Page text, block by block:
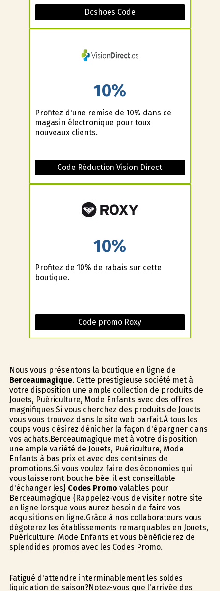
Dcshoes Code
10%
Profitez d'une remise de 10% dans ce
magasin électronique pour toux
nouveaux clients.
Code Réduction Vision Direct
10%
Profitez de 10% de rabais sur cette
boutique.
Code promo Roxy
Nous vous présentons la boutique en ligne de
Berceaumagique. Cette prestigieuse société met à
votre disposition une ample collection de produits de
Jouets, Puériculture, Mode Enfants avec des offres
magnifiques.Si vous cherchez des produits de Jouets
vous vous trouvez dans le site web parfait.À tous les
coups vous désirez dénicher la façon d'épargner dans
vos achats.Berceaumagique met à votre disposition
une ample variété de Jouets, Puériculture, Mode
Enfants à bas prix et avec des centaines de
promotions.Si vous voulez faire des économies qui
vous laisseront bouche bée, il est conseillable
d'échanger les} Codes Promo valables pour
Berceaumagique {Rappelez-vous de visiter notre site
en ligne lorsque vous aurez besoin de faire vos
acquisitions en ligne.Grâce à nos collaborateurs vous
dégoterez les établissements remarquables en Jouets,
Puériculture, Mode Enfants et vous bénéficierez de
splendides promos avec les Codes Promo.
Fatigué d'attendre interminablement les soldes
liquidation de saison?Notez-vous que l'arrivée des